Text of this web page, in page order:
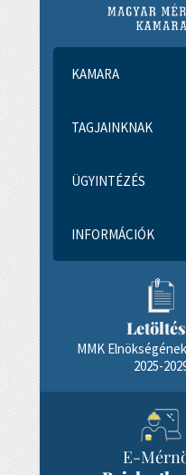
KAMARA
TAGJAINKNAK
ÜGYINTÉZÉS
INFORMÁCIÓK
Letöltés
MMK
2025-
E-